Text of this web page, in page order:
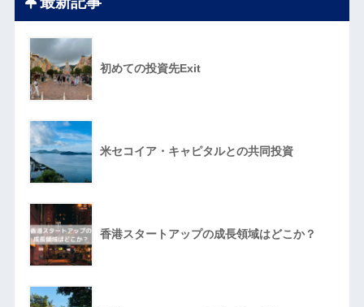
初めての投資先Exit
米セコイア・キャピタルとの共同投資
香港スタートアップの成長領域はどこか？